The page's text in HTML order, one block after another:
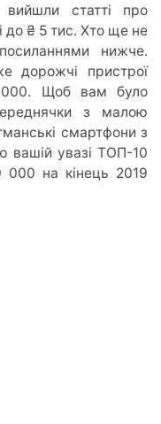
статті про
до ₴ 5 тис. Хто ще не
нижче.
дорожчі пристрої
Щоб вам було
з малою
смартфони з
вашій увазі ТОП-10
на кінець 2019